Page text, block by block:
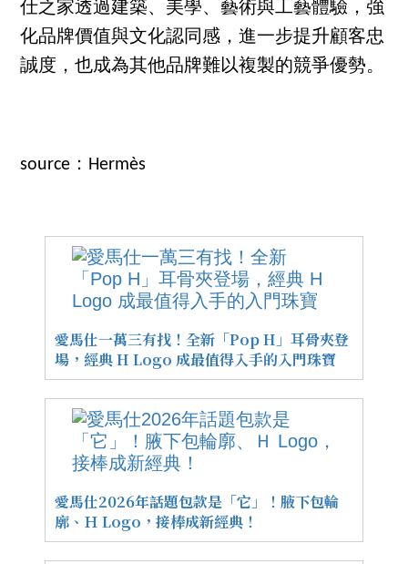
仕之家透過建築、美學、藝術與工藝體驗，強
化品牌價值與文化認同感，進一步提升顧客忠
誠度，也成為其他品牌難以複製的競爭優勢。
source：Hermès
愛馬仕一萬三有找！全新「Pop H」耳骨夾登
場，經典 H Logo 成最值得入手的入門珠寶
愛馬仕2026年話題包款是「它」！腋下包輪
廓、Ｈ Logo，接棒成新經典！